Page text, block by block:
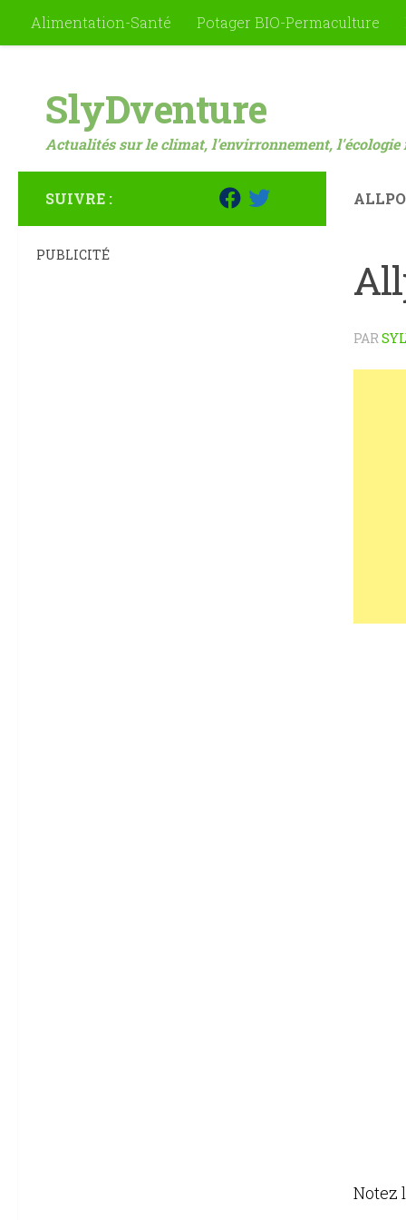
Skip to content
Alimentation-Santé Potager BIO-Permaculture
SlyDventure
Actualités sur le climat, l'envirronnement, l'écologie
PAR
Notez
SUIVRE :
PUBLICITÉ